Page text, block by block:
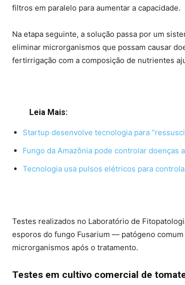
filtros em paralelo para aumentar a capacidade.
Na etapa seguinte, a solução passa por um
eliminar microrganismos que possam causar
fertirrigação com a composição de nutrientes
Leia Mais:
Startup desenvolve tecnologia para
Fungo da Amazônia pode controlar doenças
Tecnologia usa pulsos elétricos para
Testes realizados no Laboratório de
esporos do fungo Fusarium — patógeno
microrganismos após o tratamento.
Testes em cultivo comercial de